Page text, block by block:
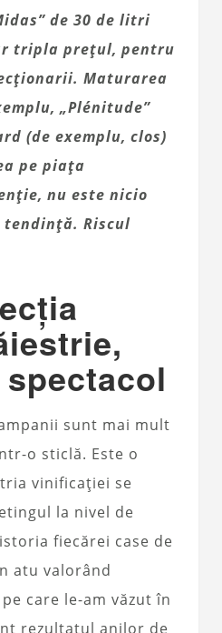
de 30 de litri
tripla prețul, pentru
Maturarea
„Plénitude”
(de exemplu, clos)
pe piața
nu este nicio
Riscul
sunt mai mult
o sticlă. Este o
vinificației se
la nivel de
fiecărei case de
atu valorând
care le-am văzut în
rezultatul anilor de